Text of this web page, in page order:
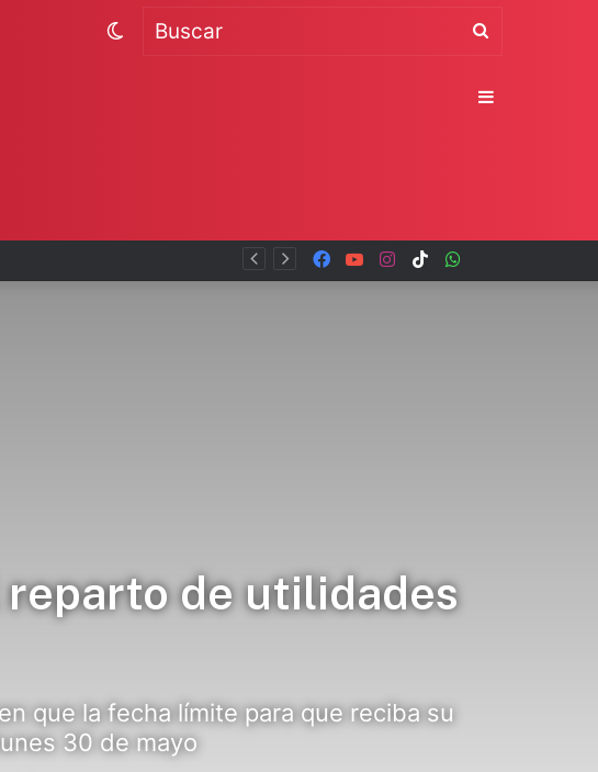
TikTok
Instagram
YouTube
Facebook
Buscar
Switch
Sidebar
de utilidades
que la fecha límite para que reciba su
30 de mayo